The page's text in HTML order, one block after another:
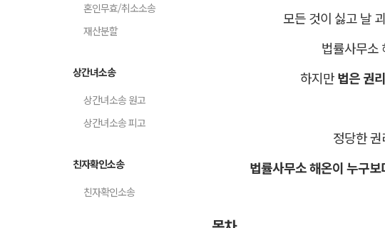
혼인무효/취소소송
재산분할
상간녀소송
상간녀소송 원고
상간녀소송 피고
친자확인소송
친자확인소송
모든 것이 싫고 날
법률사무소
하지만법은 권
정당한
법률사무소 해온이 누구